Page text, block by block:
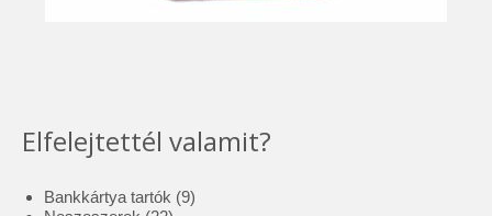
Elfelejtettél valamit?
Bankkártya tartók 99